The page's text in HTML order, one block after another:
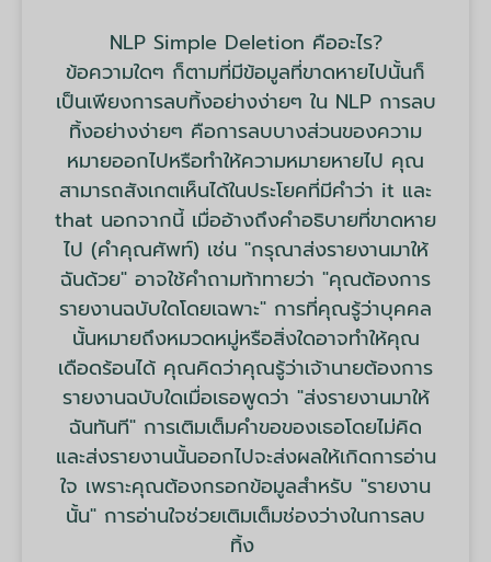
NLP Simple Deletion คืออะไร?
ข้อความใดๆ ก็ตามที่มีข้อมูลที่ขาดหายไปนั้นก็
เป็นเพียงการลบทิ้งอย่างง่ายๆ ใน NLP การลบ
ทิ้งอย่างง่ายๆ คือการลบบางส่วนของความ
หมายออกไปหรือทำให้ความหมายหายไป คุณ
สามารถสังเกตเห็นได้ในประโยคที่มีคำว่า it และ
that นอกจากนี้ เมื่ออ้างถึงคำอธิบายที่ขาดหาย
ไป (คำคุณศัพท์) เช่น "กรุณาส่งรายงานมาให้
ฉันด้วย" อาจใช้คำถามท้าทายว่า "คุณต้องการ
รายงานฉบับใดโดยเฉพาะ" การที่คุณรู้ว่าบุคคล
นั้นหมายถึงหมวดหมู่หรือสิ่งใดอาจทำให้คุณ
เดือดร้อนได้ คุณคิดว่าคุณรู้ว่าเจ้านายต้องการ
รายงานฉบับใดเมื่อเธอพูดว่า "ส่งรายงานมาให้
ฉันทันที" การเติมเต็มคำขอของเธอโดยไม่คิด
และส่งรายงานนั้นออกไปจะส่งผลให้เกิดการอ่าน
ใจ เพราะคุณต้องกรอกข้อมูลสำหรับ "รายงาน
นั้น" การอ่านใจช่วยเติมเต็มช่องว่างในการลบ
ทิ้ง